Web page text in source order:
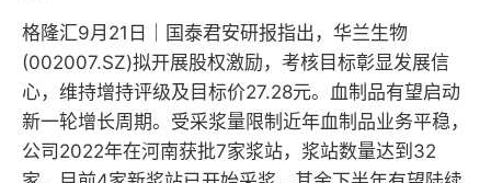
格隆汇9月21日｜国泰君安研报指出，华兰生物
(002007.SZ)拟开展股权激励，考核目标彰显发展信
心，维持增持评级及目标价27.28元。血制品有望启动
新一轮增长周期。受采浆量限制近年血制品业务平稳，
公司2022年在河南获批7家浆站，浆站数量达到32